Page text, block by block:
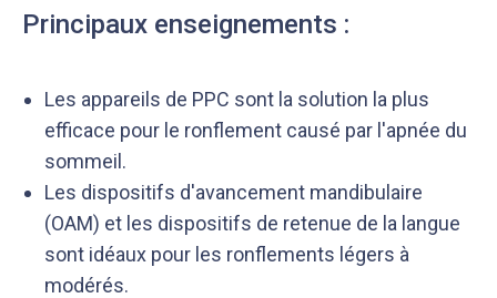
Principaux enseignements :
Les appareils de PPC sont la solution la plus
efficace pour le ronflement causé par l'apnée du
sommeil.
Les dispositifs d'avancement mandibulaire
(OAM) et les dispositifs de retenue de la langue
sont idéaux pour les ronflements légers à
modérés.